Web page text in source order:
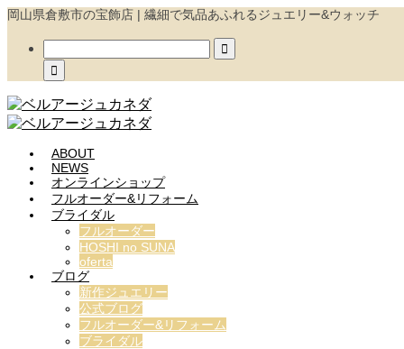
岡山県倉敷市の宝飾店 | 繊細で気品あふれるジュエリー&ウォッチ


ABOUT
NEWS
オンラインショップ
フルオーダー&リフォーム
ブライダル
フルオーダー
HOSHI no SUNA
oferta
ブログ
新作ジュエリー
公式ブログ
フルオーダー&リフォーム
ブライダル